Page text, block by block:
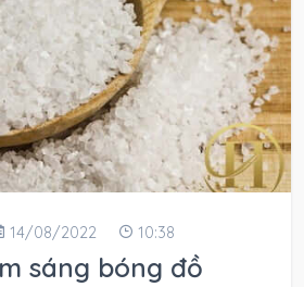
14/08/2022 10:38
sáng bóng đồ